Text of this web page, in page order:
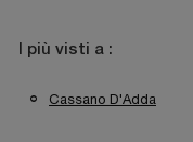
I più visti a :
Cassano D'Adda